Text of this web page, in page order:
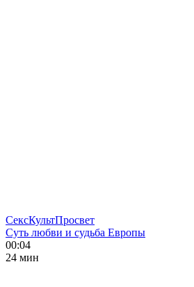
СексКультПросвет
Суть любви и судьба Европы
00:04
24 мин